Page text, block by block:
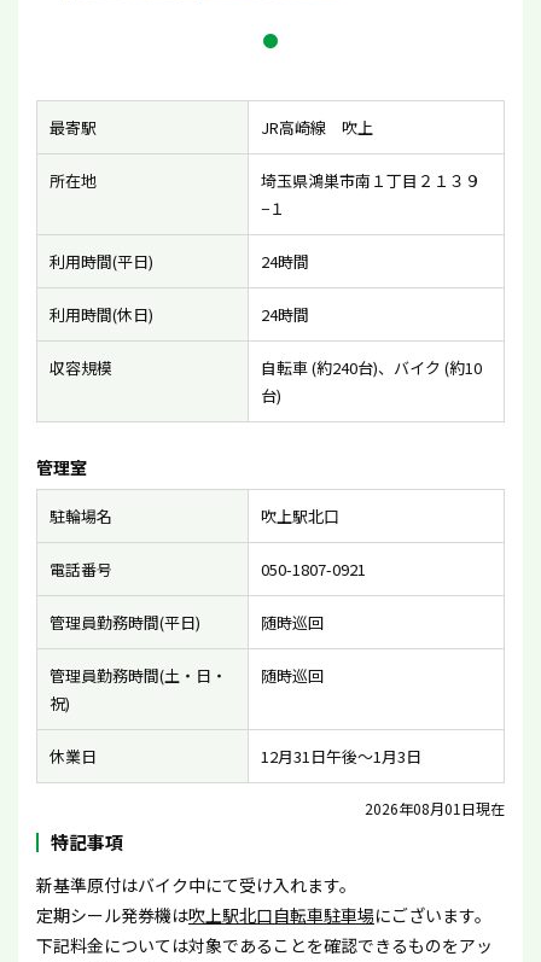
最寄駅 JR高崎線 吹上
所在地
埼玉県鴻巣市南１丁目２１３９
−１
利用時間(平日) 24時間
利用時間(休日) 24時間
収容規模
自転車 (約240台)、バイク (約10
台)
管理室
駐輪場名 吹上駅北口
電話番号 050-1807-0921
管理員勤務時間(平日) 随時巡回
管理員勤務時間(土・日・
祝)
随時巡回
休業日 12月31日午後〜1月3日
2026年08月01日現在
特記事項
新基準原付はバイク中にて受け入れます。
定期シール発券機は吹上駅北口自転車駐車場にございます。
下記料金については対象であることを確認できるものをアッ